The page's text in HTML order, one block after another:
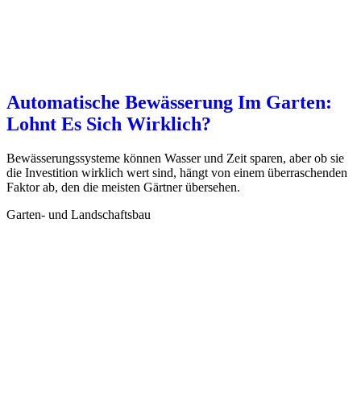
Automatische Bewässerung Im Garten:
Lohnt Es Sich Wirklich?
Bewässerungssysteme können Wasser und Zeit sparen, aber ob sie
die Investition wirklich wert sind, hängt von einem überraschenden
Faktor ab, den die meisten Gärtner übersehen.
Garten- und Landschaftsbau